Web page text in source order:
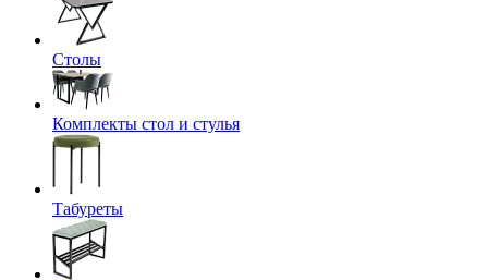
Столы
Комплекты стол и стулья
Табуреты